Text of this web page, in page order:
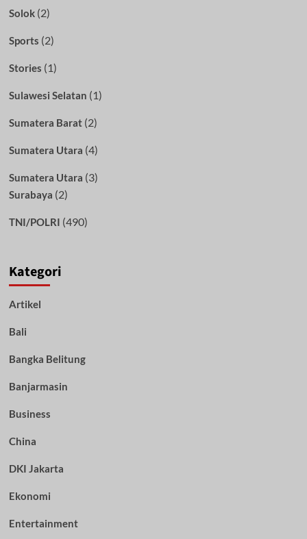
Solok(2)
Sports (2)
Stories (1)
Sulawesi Selatan (1)
Sumatera Barat(2)
Sumatera Utara (4)
Sumatera Utara (3)
Surabaya (2)
TNI/POLRI (490)
Kategori
Artikel
Bali
Bangka Belitung
Banjarmasin
Business
China
DKI Jakarta
Ekonomi
Entertainment